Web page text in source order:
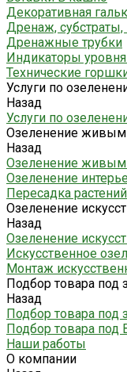
Декоративная
Дренаж, субстраты,
Дренажные трубки
Индикаторы
Технические
Услуги по
Назад
Услуги по
Озеленение
Назад
Озеленение
Озеленение
Пересадка
Озеленение
Назад
Озеленение
Искусственное
Монтаж
Подбор товара под
Назад
Подбор товара под
Подбор товара под
Наши работы
О компании